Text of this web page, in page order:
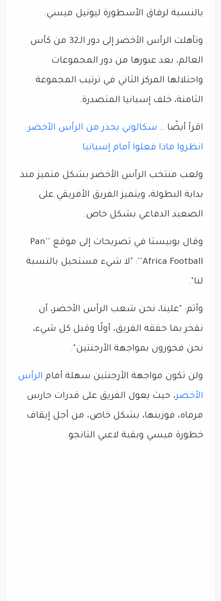
بالنسبة لرفاق الأسطورة ليونيل ميسي.
وتأهلت الرأس الأخضر إلى دور الـ32 من كأس
العالم، بعد عبورها من دور المجموعات
واحتلالها المركز الثاني في ترتيب المجموعة
الثامنة، خلف إسبانيا المتصدرة.
اقرأ أيضًا .. سكالوني يحذر من الرأس الأخضر:
انظروا ماذا فعلوا أمام إسبانيا
ولعب منتخب الرأس الأخضر بشكل متميز منذ
بداية البطولة، ويتميز الفريق الأفريقي على
الصعيد الدفاعي بشكل خاص.
وقال بوبيستا في تصريحات إلى موقع ''Pan
Africa Football'': "لا شيء مستحيل بالنسبة
لنا".
وأتم: "علينا، نحن شعب الرأس الأخضر، أن
نفخر بما حققه الفريق، أولًا وقبل كل شيء،
نحن فخورون بمواجهة الأرجنتين".
ولن تكون مواجهة الأرجنتين سهلة أمام الرأس
الأخضر، حيث يعول الفريق على قدرات حارس
مرماه، فوزينها، بشكل خاص، من أجل إيقاف
خطورة ميسي وبقية لاعبي التانجو.